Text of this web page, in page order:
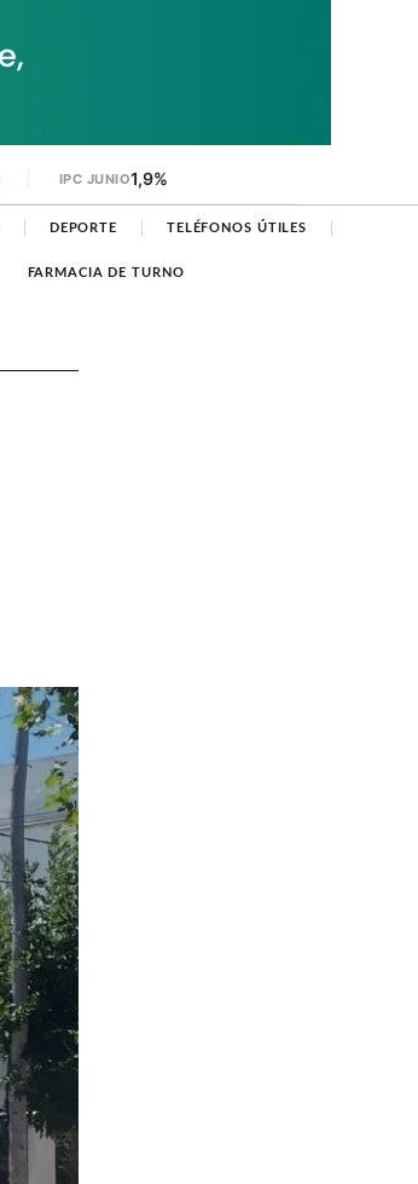
IPC JUNIO1,9%
DEPORTE TELÉFONOS ÚTILES
FARMACIA DE TURNO